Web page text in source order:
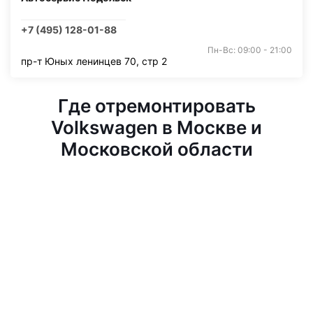
+7 (495) 128-01-88
Пн-Вс: 09:00 - 21:00
пр-т Юных ленинцев 70, стр 2
Где отремонтировать
Volkswagen в Москве и
Московской области